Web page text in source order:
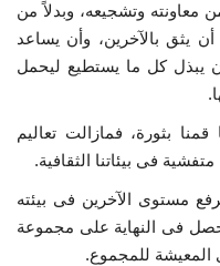
معاونته وتشجيعه، وبدلاً من
يثق بالآخرين، وأن يساعد
يبذل كل ما يستطيع ليحمل
قمنا بثورة، فمازالت تعاليم
فى بيئاتنا الثقافية.
مستوى الآخرين فى بيئته
فى النهاية على مجموعة
المعيشة للمجموع.